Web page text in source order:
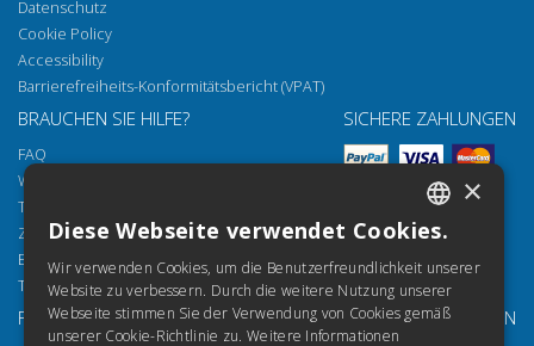
Datenschutz
Cookie Policy
Accessibility
Barrierefreiheits-Konformitätsbericht (VPAT)
BRAUCHEN SIE HILFE?
FAQ
Wie öffnen Sie unsere Dokumente
Torrossa Reader
Zugriffsmöglichkeiten
Email:helpdesk@torrossa.com
Tel: +39 055 5018800
SICHERE ZAHLUNGEN
FOLGEN SIE UNS UNSERE RESSOURCEN
ITALIAN
SPANISH
FRENCH
×
Diese Webseite verwendet Cookies.
Wir verwenden Cookies, um die Benutzerfreundlichkeit unserer
Website zu verbessern. Durch die weitere Nutzung unserer
Webseite stimmen Sie der Verwendung von Cookies gemäß
unserer Cookie-Richtlinie zu. Weitere Informationen